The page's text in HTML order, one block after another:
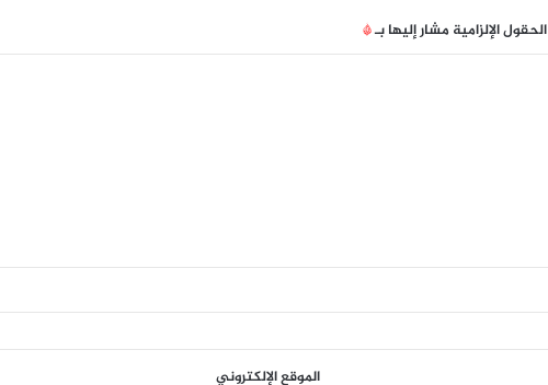
الحقول الإلزامية مشار إليها بـ*
الموقع الإلكتروني